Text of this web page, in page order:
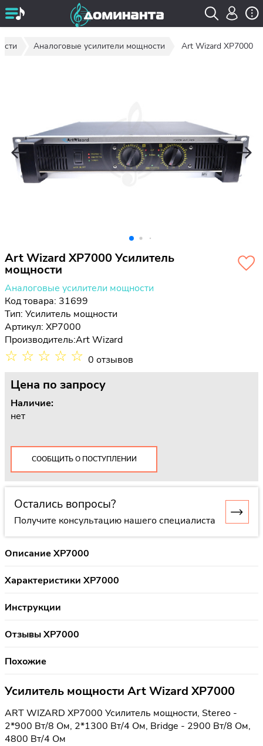
Аналоговые усилители мощности Art Wizard XP7000
Art Wizard XP7000 Усилитель
мощности
Аналоговые усилители мощности
Код товара: 31699
Тип: Усилитель мощности
Артикул: XP7000
Производитель:Art Wizard
☆ ☆ ☆ ☆ ☆ 0 отзывов
Цена по запросу
Наличие:
нет
СООБЩИТЬ О ПОСТУПЛЕНИИ
Остались вопросы?
Получите консультацию нашего специалиста
Описание XP7000
Характеристики XP7000
Инструкции
Отзывы XP7000
Похожие
Усилитель мощности Art Wizard XP7000
ART WIZARD XP7000 Усилитель мощности, Stereo -
2*900 Вт/8 Ом, 2*1300 Вт/4 Ом, Bridge - 2900 Вт/8 Ом,
4800 Вт/4 Ом